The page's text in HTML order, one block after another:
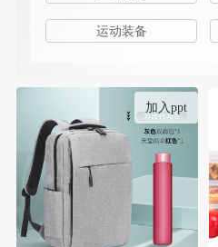
运动装备
加入ppt